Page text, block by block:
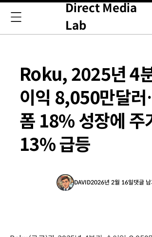
Direct Media
Lab
Roku, 2025년 4
이익 8,050만달
폼 18% 성장에 주
13% 급등
DAVID2026년 2월 16일댓글 남